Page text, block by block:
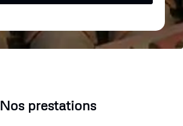
Nos prestations